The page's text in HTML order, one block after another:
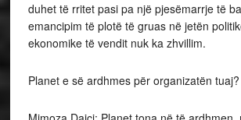
duhet të rritet pasi pa një pjesëmarrje të
emancipim të plotë të gruas në jetën
ekonomike të vendit nuk ka zhvillim.
Planet e së ardhmes për organizatën tuaj?